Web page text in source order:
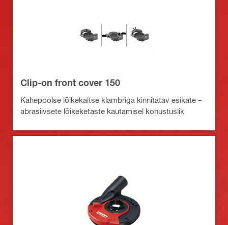
Clip-on front cover 150
Kahepoolse lõikekaitse klambriga kinnitatav esikate –
abrasiivsete lõikeketaste kautamisel kohustuslik